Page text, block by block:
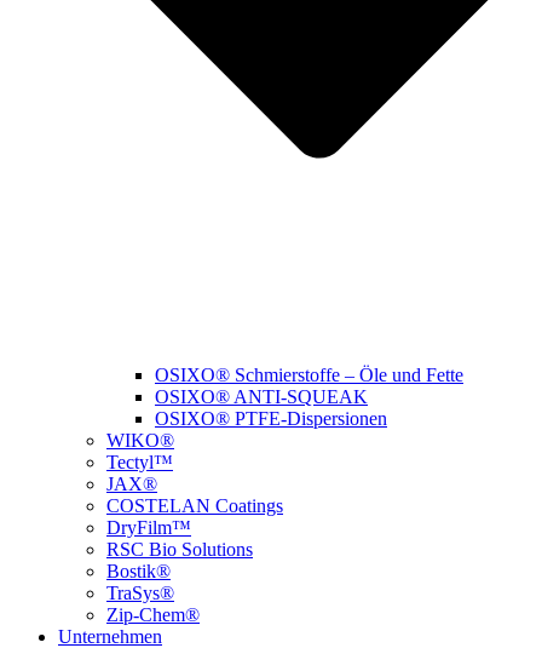
OSIXO® Schmierstoffe – Öle und Fette
OSIXO® ANTI-SQUEAK
OSIXO® PTFE-Dispersionen
WIKO®
Tectyl™
JAX®
COSTELAN Coatings
DryFilm™
RSC Bio Solutions
Bostik®
TraSys®
Zip-Chem®
Unternehmen